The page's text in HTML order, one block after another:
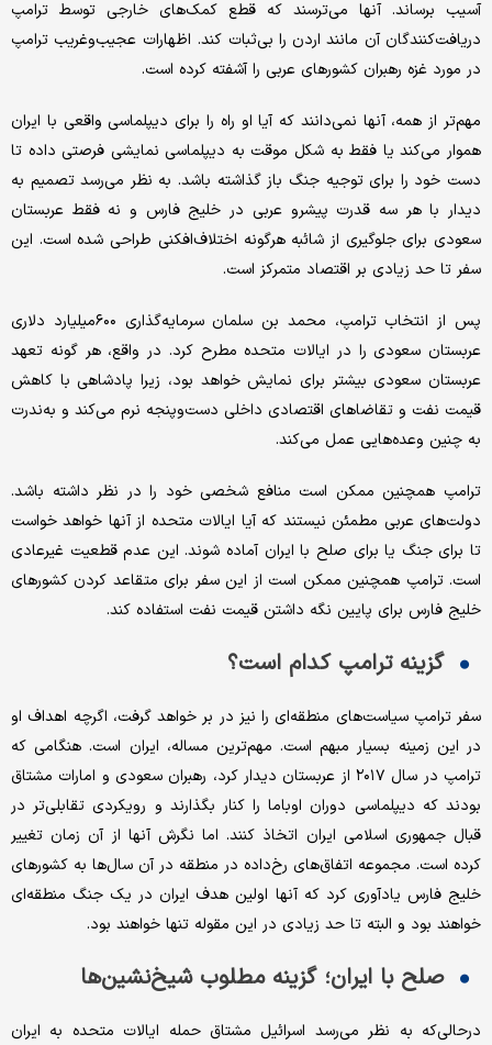
آسیب برساند. آنها می‌ترسند که قطع کمک‌های خارجی توسط ترامپ
دریافت‌کنندگان آن مانند اردن را بی‌ثبات کند. اظهارات عجیب‌وغریب ترامپ
در مورد غزه رهبران کشورهای عربی را آشفته کرده است.
مهم‌تر از همه، آنها نمی‌دانند که آیا او راه را برای دیپلماسی واقعی با ایران
هموار می‌کند یا فقط به شکل موقت به دیپلماسی نمایشی فرصتی داده تا
دست خود را برای توجیه جنگ باز گذاشته باشد. به نظر می‌رسد تصمیم به
دیدار با هر سه قدرت پیشرو عربی در خلیج فارس و نه فقط عربستان
سعودی برای جلوگیری از شائبه هرگونه اختلاف‌افکنی طراحی شده است. این
سفر تا حد زیادی بر اقتصاد متمرکز است.
پس از انتخاب ترامپ، محمد بن سلمان سرمایه‌گذاری ۶۰۰میلیارد دلاری
عربستان سعودی را در ایالات متحده مطرح کرد. در واقع، هر گونه تعهد
عربستان سعودی بیشتر برای نمایش خواهد بود، زیرا پادشاهی با کاهش
قیمت نفت و تقاضاهای اقتصادی داخلی دست‌وپنجه نرم می‌کند و به‌ندرت
به چنین وعده‌هایی عمل می‌کند.
ترامپ همچنین ممکن است منافع شخصی خود را در نظر داشته باشد.
دولت‌های عربی مطمئن نیستند که آیا ایالات متحده از آنها خواهد خواست
تا برای جنگ یا برای صلح با ایران آماده شوند. این عدم قطعیت غیرعادی
است. ترامپ همچنین ممکن است از این سفر برای متقاعد کردن کشورهای
خلیج فارس برای پایین نگه داشتن قیمت نفت استفاده کند.
گزینه ترامپ کدام است؟
سفر ترامپ سیاست‌های منطقه‌ای را نیز در بر خواهد گرفت، اگرچه اهداف او
در این زمینه بسیار مبهم است. مهم‌ترین مساله، ایران است. هنگامی که
ترامپ در سال ۲۰۱۷ از عربستان دیدار کرد، رهبران سعودی و امارات مشتاق
بودند که دیپلماسی دوران اوباما را کنار بگذارند و رویکردی تقابلی‌تر در
قبال جمهوری اسلامی ایران اتخاذ کنند. اما نگرش آنها از آن زمان تغییر
کرده است. مجموعه اتفاق‌های رخ‌داده در منطقه در آن سال‌ها به کشورهای
خلیج فارس یادآوری کرد که آنها اولین هدف ایران در یک جنگ منطقه‌ای
خواهند بود و البته تا حد زیادی در این مقوله تنها خواهند بود.
صلح با ایران؛ گزینه مطلوب شیخ‌نشین‌ها
در‌حالی‌که به نظر می‌رسد اسرائیل مشتاق حمله ایالات متحده به ایران